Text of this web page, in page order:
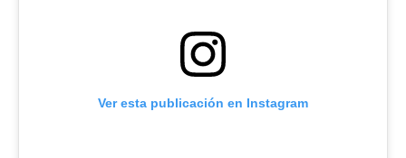
Ver esta publicación en Instagram